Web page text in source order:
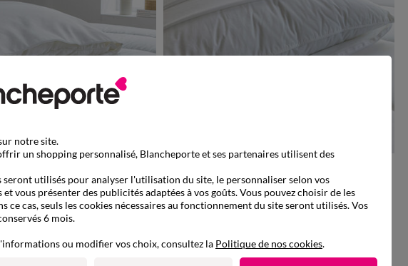
en UE
oreiller ultra absorbant 15,99 €
899013
Taie pour oreiller spécial cervicales
-50% dès 2 art Code 899013
notre site.
un shopping personnalisé, Blancheporte et ses partenaires utilisent des
seront utilisés pour analyser l'utilisation du site, le personnaliser selon vos
et vous présenter des publicités adaptées à vos goûts. Vous pouvez choisir de les
ce cas, seuls les cookies nécessaires au fonctionnement du site seront utilisés. Vos
6 mois.
ou modifier vos choix, consultez la Politique de nos cookies.